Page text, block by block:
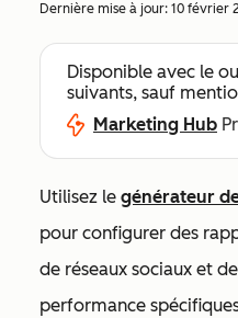
Dernière mise à jour: 10 février
Disponible avec le
suivants, sauf
Marketing Hub
Utilisez le générateur
pour configurer des
de réseaux sociaux et
performance